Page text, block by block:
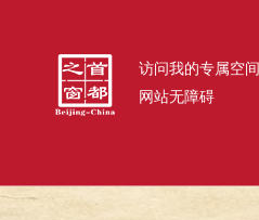
访问我的专属空间
网站无障碍